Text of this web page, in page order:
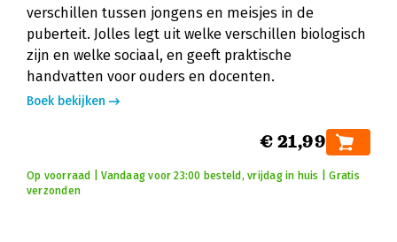
verschillen tussen jongens en meisjes in de
puberteit. Jolles legt uit welke verschillen biologisch
zijn en welke sociaal, en geeft praktische
handvatten voor ouders en docenten.
Boek bekijken
€ 21,99
Op voorraad | Vandaag voor 23:00 besteld, vrijdag in huis | Gratis
verzonden